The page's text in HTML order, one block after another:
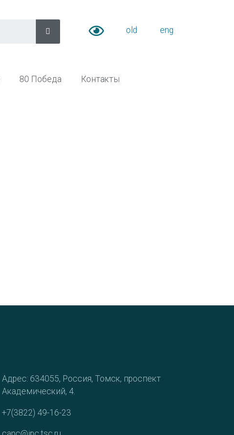
old eng
80 Победа Контакты
Адрес: 634055, Россия, Томск, проспект
Академический, 4.
+7(3822) 49-16-23